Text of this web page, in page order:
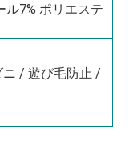
ル7% ポリエステ
/ 遊び毛防止 /